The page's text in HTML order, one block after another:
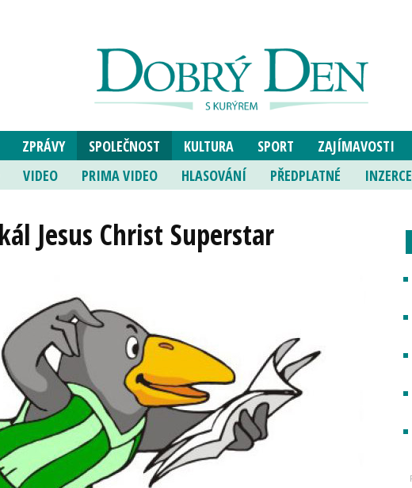
ZPRÁVY SPOLEČNOST KULTURA SPORT ZAJÍMAVOSTI
VIDEO PRIMA VIDEO HLASOVÁNÍ PŘEDPLATNÉ INZERCE
Jesus Christ Superstar